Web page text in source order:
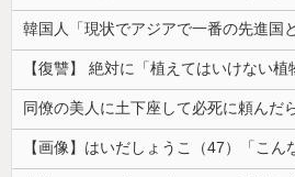
同僚の美人に土下座して必死に頼んだ